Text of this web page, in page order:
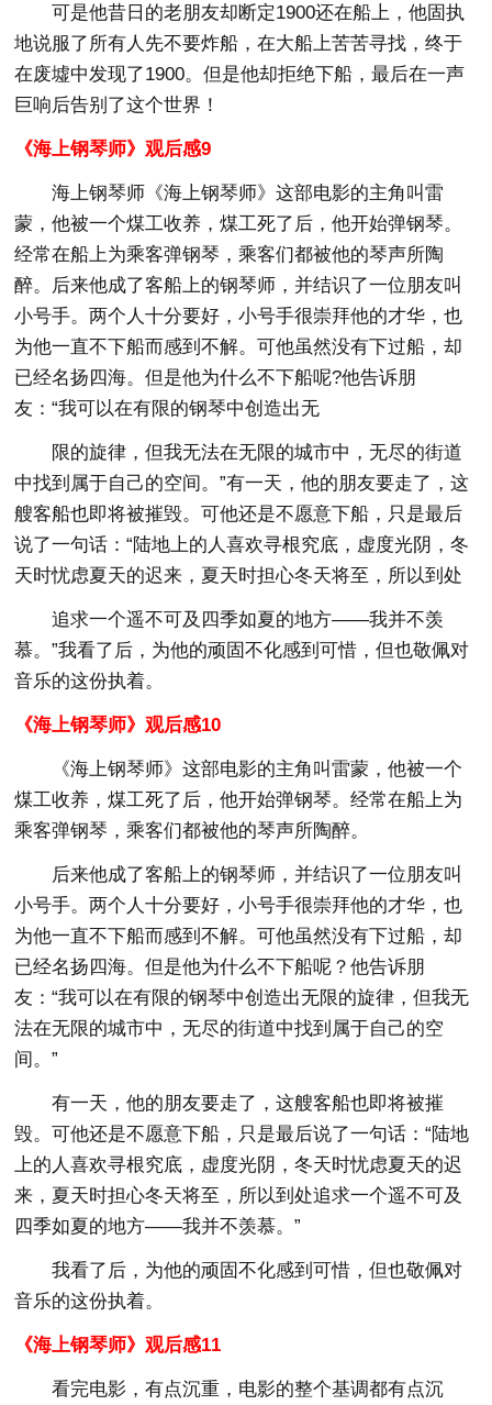
可是他昔日的老朋友却断定1900还在船上，他固执
地说服了所有人先不要炸船，在大船上苦苦寻找，终于
在废墟中发现了1900。但是他却拒绝下船，最后在一声
巨响后告别了这个世界！
《海上钢琴师》观后感9
海上钢琴师《海上钢琴师》这部电影的主角叫雷
蒙，他被一个煤工收养，煤工死了后，他开始弹钢琴。
经常在船上为乘客弹钢琴，乘客们都被他的琴声所陶
醉。后来他成了客船上的钢琴师，并结识了一位朋友叫
小号手。两个人十分要好，小号手很崇拜他的才华，也
为他一直不下船而感到不解。可他虽然没有下过船，却
已经名扬四海。但是他为什么不下船呢?他告诉朋
友：“我可以在有限的钢琴中创造出无
限的旋律，但我无法在无限的城市中，无尽的街道
中找到属于自己的空间。”有一天，他的朋友要走了，这
艘客船也即将被摧毁。可他还是不愿意下船，只是最后
说了一句话：“陆地上的人喜欢寻根究底，虚度光阴，冬
天时忧虑夏天的迟来，夏天时担心冬天将至，所以到处
追求一个遥不可及四季如夏的地方——我并不羡
慕。”我看了后，为他的顽固不化感到可惜，但也敬佩对
音乐的这份执着。
《海上钢琴师》观后感10
《海上钢琴师》这部电影的主角叫雷蒙，他被一个
煤工收养，煤工死了后，他开始弹钢琴。经常在船上为
乘客弹钢琴，乘客们都被他的琴声所陶醉。
后来他成了客船上的钢琴师，并结识了一位朋友叫
小号手。两个人十分要好，小号手很崇拜他的才华，也
为他一直不下船而感到不解。可他虽然没有下过船，却
已经名扬四海。但是他为什么不下船呢？他告诉朋
友：“我可以在有限的钢琴中创造出无限的旋律，但我无
法在无限的城市中，无尽的街道中找到属于自己的空
间。”
有一天，他的朋友要走了，这艘客船也即将被摧
毁。可他还是不愿意下船，只是最后说了一句话：“陆地
上的人喜欢寻根究底，虚度光阴，冬天时忧虑夏天的迟
来，夏天时担心冬天将至，所以到处追求一个遥不可及
四季如夏的地方——我并不羡慕。”
我看了后，为他的顽固不化感到可惜，但也敬佩对
音乐的这份执着。
《海上钢琴师》观后感11
看完电影，有点沉重，电影的整个基调都有点沉